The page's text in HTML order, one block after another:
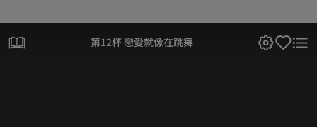
第12杯 戀愛就像在跳舞